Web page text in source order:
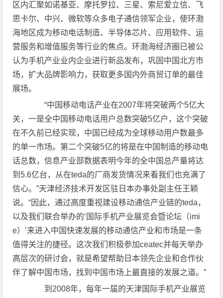
区内汇聚如诺基亚、摩托罗拉、三星、索尼爱立信、飞
思卡尔、中兴、微软等众多电子通信领军企业，使环渤
海地区成为移动电话制造、半导体芯片、应用软件、运
营服务和增值服务等行业的焦点。环渤海经济圈已被公
认为手机产业业内企业进行新品发布，巩固中国北方市
场，扩大品牌影响力，获取更多国内外商贸订单的最佳
展场。
“中国移动电话产业在2007年将突破两个5亿大
关，一是全中国移动电话用户总数突破5亿户，这个突破
在不久前已经实现，中国已经成为全球移动用户数最多
的单一市场。第二个突破5亿的将是在中国制造的移动电
话总数，信息产业部数据表明今年的全中国总产量将达
到5.6亿台，从在teda的厂商发货情况来看我们也充满了
信心。”天津经济技术开发区驻日本办事处副主任王颖
说。“因此，通过高度重视建设移动通信产业链的teda，
以及我们联合举办的‘国际手机产业展览会暨论坛（imi
e）’来进入中国快速发展的移动通信产业和市场是一条
值得关注的捷径。这次我们积极参加ceatec并每天举办
高层次的研讨会，就是希望帮助日本领先企业和合作伙
伴了解中国市场，找到中国市场上最直接的发展之道。”
到2008年，每年一届的天津国际手机产业展览